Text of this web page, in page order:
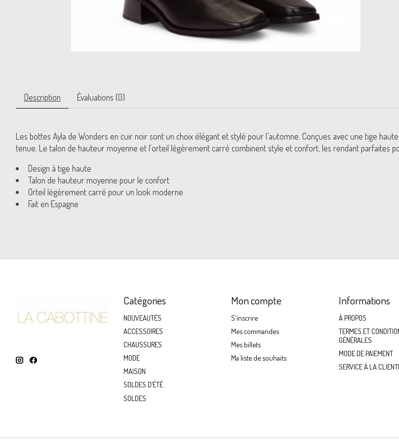
Description Évaluations (0)
Les bottes Ayla de Wonders en cuir noir sont un choix élégant et stylé pour l’automne. Conçues avec une tige
tenue. Le talon de hauteur moyenne et l'orteil légèrement carré combinent style et confort, les rendant parfaites
Design à tige haute
Talon de hauteur moyenne pour le confort
Orteil légèrement carré pour un look moderne
Fait en Espagne
Catégories
NOUVEAUTÉS
ACCESSOIRES
CHAUSSURES
MODE
MAISON
SOLDES D’ÉTÉ
SOLDES
Mon compte
S'inscrire
Mes commandes
Mes billets
Ma liste de souhaits
Informations
À PROPOS
TERMES ET
GÉNÉRALES
MODE DE PAIEMENT
SERVICE À LA